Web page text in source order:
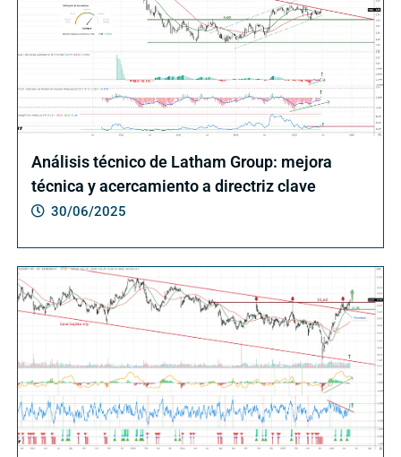
Análisis técnico de Latham Group: mejora
técnica y acercamiento a directriz clave
30/06/2025